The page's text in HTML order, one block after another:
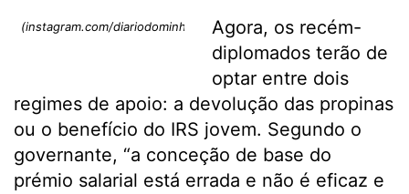
(instagram.com/diariodominho)
Agora, os recém-
diplomados terão de
optar entre dois
regimes de apoio: a devolução das propinas
ou o benefício do IRS jovem. Segundo o
governante, “a conceção de base do
prémio salarial está errada e não é eficaz e